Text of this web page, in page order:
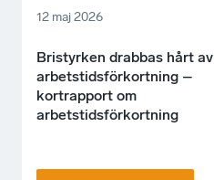
12 maj 2026
Bristyrken drabbas hårt av
arbetstidsförkortning –
kortrapport om
arbetstidsförkortning